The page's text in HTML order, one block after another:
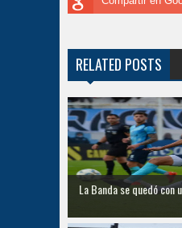
RELATED POSTS
La Banda se quedó con